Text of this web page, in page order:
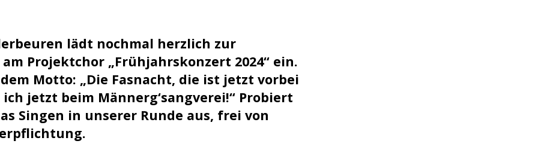
lädt nochmal herzlich zur
Projektchor „Frühjahrskonzert 2024“ ein.
Motto: „Die Fasnacht, die ist jetzt vorbei
jetzt beim Männerg‘sangverei!“ Probiert
Singen in unserer Runde aus, frei von